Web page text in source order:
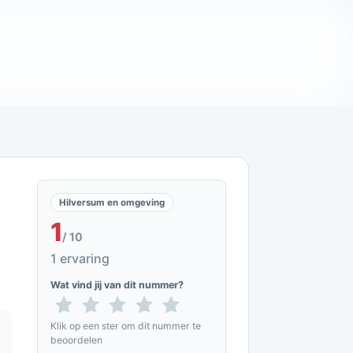
Hilversum en omgeving
1/ 10
1 ervaring
Wat vind jij van dit nummer?
Klik op een ster om dit nummer te
beoordelen